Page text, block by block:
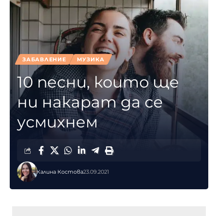
ЗАБАВЛЕНИЕ МУЗИКА
10 песни, които ще
ни накарат да се
усмихнем
Калина Костова23.09.2021